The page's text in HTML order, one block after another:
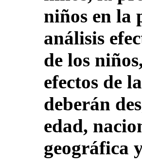
niños en la
análisis
de los
efectos de
deberán
edad,
geográfica